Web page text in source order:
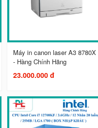
Máy in canon laser A3 8780X
- Hàng Chính Hãng
23.000.000 đ